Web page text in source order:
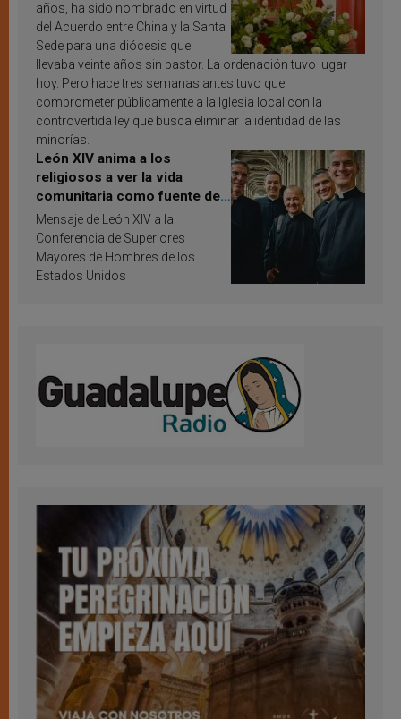
años, ha sido nombrado en virtud
del Acuerdo entre China y la Santa
Sede para una diócesis que
llevaba veinte años sin pastor. La ordenación tuvo lugar
hoy. Pero hace tres semanas antes tuvo que
comprometer públicamente a la Iglesia local con la
controvertida ley que busca eliminar la identidad de las
minorías.
León XIV anima a los
religiosos a ver la vida
comunitaria como fuente de
inspiración y santificación
Mensaje de León XIV a la
Conferencia de Superiores
Mayores de Hombres de los
Estados Unidos